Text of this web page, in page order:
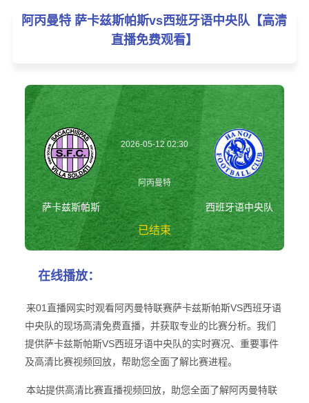
阿丙曼特 萨卡兹斯帕斯vs西班牙语中央队【高清
直播免费观看】
萨卡兹斯帕斯
2026-05-12 02:30
阿丙曼特
已结束
西班牙语中央队
在线播放：
来01直播网实时观看阿丙曼特联赛萨卡兹斯帕斯VS西班牙语
中央队的现场高清免费直播，并获取专业的比赛分析。我们
提供萨卡兹斯帕斯VS西班牙语中央队的实时赛况、重要事件
及高清比赛视频回放，帮助您全面了解比赛进程。
本站提供高清比赛直播视频回放，助您全面了解阿丙曼特联